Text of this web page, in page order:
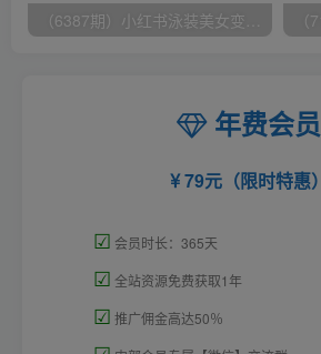
（6387期）小红书泳装美女变现，免费提供素材，收益无上限可矩阵（教程+素材）
年费会员
79元（限时特惠）
☑ 会员时长：365天
☑ 全站资源免费获取1年
☑ 推广佣金高达50％